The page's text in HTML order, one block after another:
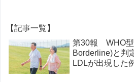
【記事一覧】
第30報 WHO型
Borderline)と判
LDLが出現した